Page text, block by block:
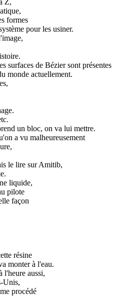
Z,
formes
pour les usiner.
surfaces de Bézier sont présentes
monde actuellement.
un bloc, on va lui mettre.
a vu malheureusement
le lire sur Amitib,
liquide,
pilote
façon
résine
monter à l'eau.
l'heure aussi,
Unis,
procédé